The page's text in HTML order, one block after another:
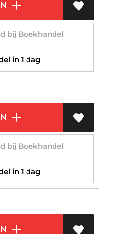
bij Boekhandel
in 1 dag
bij Boekhandel
in 1 dag